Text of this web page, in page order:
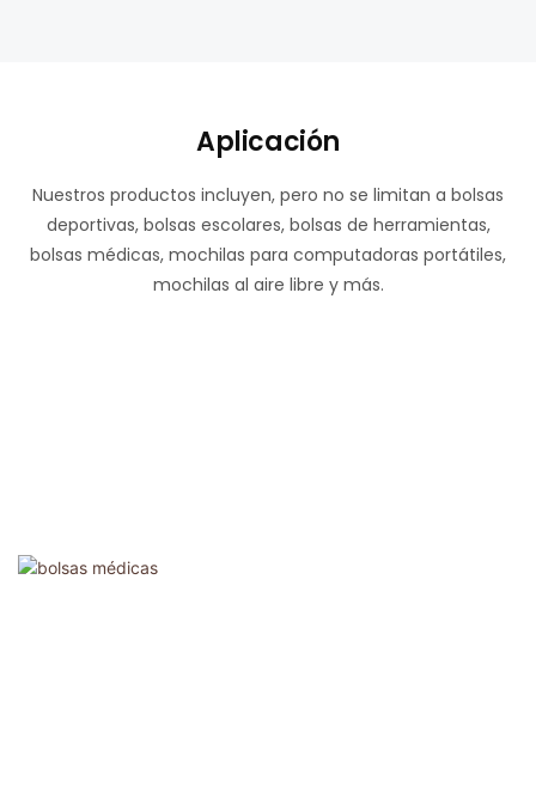
Aplicación
Nuestros productos incluyen, pero no se limitan a bolsas
deportivas, bolsas escolares, bolsas de herramientas,
bolsas médicas, mochilas para computadoras portátiles,
mochilas al aire libre y más.